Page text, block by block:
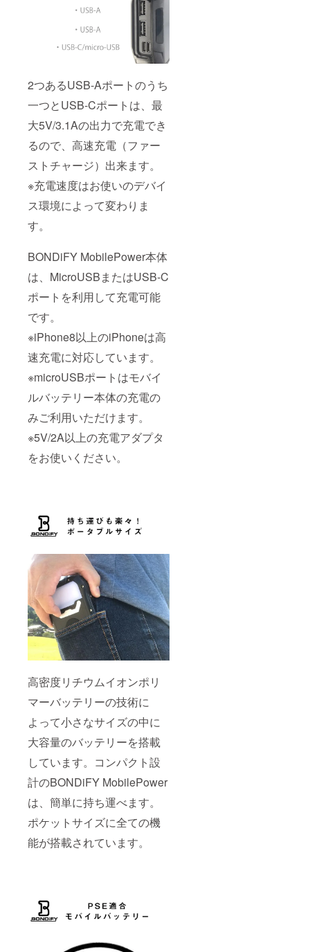
2つあるUSB-Aポートのうち
一つとUSB-Cポートは、最
大5V/3.1Aの出力で充電でき
るので、高速充電（ファー
ストチャージ）出来ます。
※充電速度はお使いのデバイ
ス環境によって変わりま
す。
BONDiFY MobilePower本体
は、MicroUSBまたはUSB-C
ポートを利用して充電可能
です。
※iPhone8以上のiPhoneは高
速充電に対応しています。
※microUSBポートはモバイ
ルバッテリー本体の充電の
みご利用いただけます。
※5V/2A以上の充電アダプタ
をお使いください。
高密度リチウムイオンポリ
マーバッテリーの技術に
よって小さなサイズの中に
大容量のバッテリーを搭載
しています。コンパクト設
計のBONDiFY MobilePower
は、簡単に持ち運べます。
ポケットサイズに全ての機
能が搭載されています。